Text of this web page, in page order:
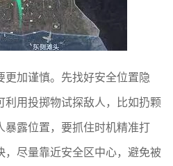
更加谨慎。先找好安全位置隐
利用投掷物试探敌人，比如扔颗
暴露位置，要抓住时机精准打
，尽量靠近安全区中心，避免被